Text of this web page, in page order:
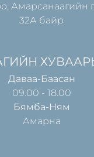
Амарсанаагийн
32А байр
Даваа-Баасан
09.00 - 18.00
Бямба-Ням
Амарна